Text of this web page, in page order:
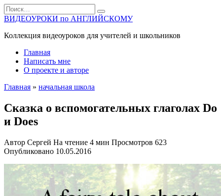
Перейти
к
содержанию
Search
for:
ВИДЕОУРОКИ по АНГЛИЙСКОМУ
Коллекция видеоуроков для учителей и школьников
Главная
Написать мне
О проекте и авторе
Главная » начальная школа
Сказка о вспомогательных глаголах Do
и Does
Автор Сергей На чтение 4 мин Просмотров 623
Опубликовано 10.05.2016